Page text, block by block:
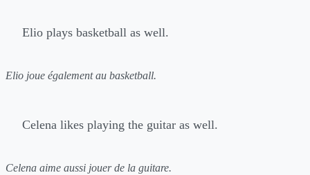
Elio plays basketball as well.
Elio joue également au basketball.
Celena likes playing the guitar as well.
Celena aime aussi jouer de la guitare.